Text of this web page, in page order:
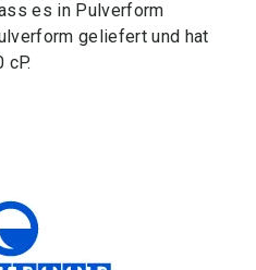
es in Pulverform
geliefert und hat
cP.